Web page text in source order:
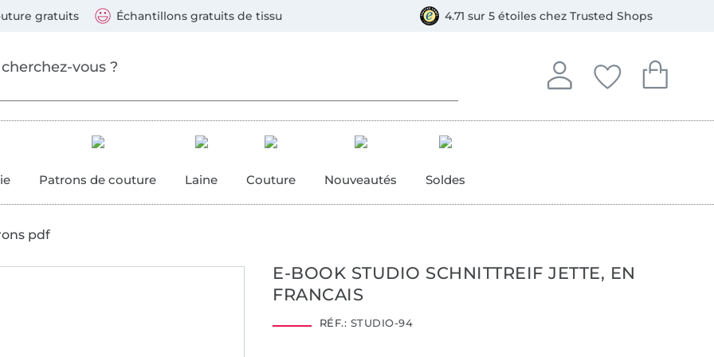
gratuits Échantillons gratuits de tissu 4.71 sur 5 étoiles chez Trusted Shops
Se connecter
Se connecter à votre
Mes favoris
Vous avez
Mon
Vous avez
Patrons de couture Laine Couture Nouveautés Soldes
pdf
E-BOOK STUDIO SCHNITTREIF JETTE, EN
FRANCAIS
RÉF.: STUDIO-94
suivants : Visa, Mastercard, Carte bleue, PayPal, Virement, Bancontact